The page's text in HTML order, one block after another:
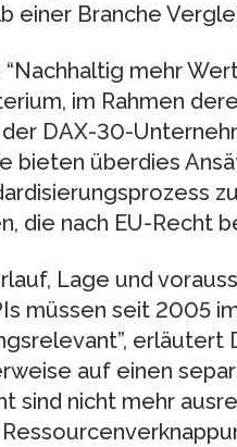
einer Branche
mehr
im Rahmen
DAX-30-
bieten überdies
die nach EU-Recht
Lage und
müssen seit 2005
erläutert
auf einen
sind nicht mehr